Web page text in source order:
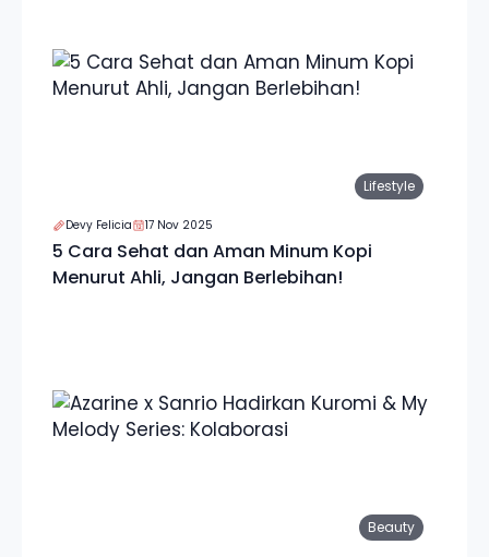
Lifestyle
Devy Felicia 17 Nov 2025
5 Cara Sehat dan Aman Minum Kopi
Menurut Ahli, Jangan Berlebihan!
Beauty